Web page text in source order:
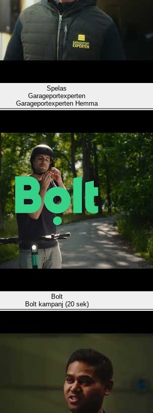
Spelas
Garageportexperten
Garageportexperten Hemma
Bolt
Bolt kampanj (20 sek)